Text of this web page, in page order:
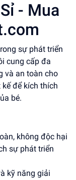
- Mua
sự phát triển
cung cấp đa
và an toàn cho
để kích thích
bé.
không độc hại
sự phát triển
kỹ năng giải